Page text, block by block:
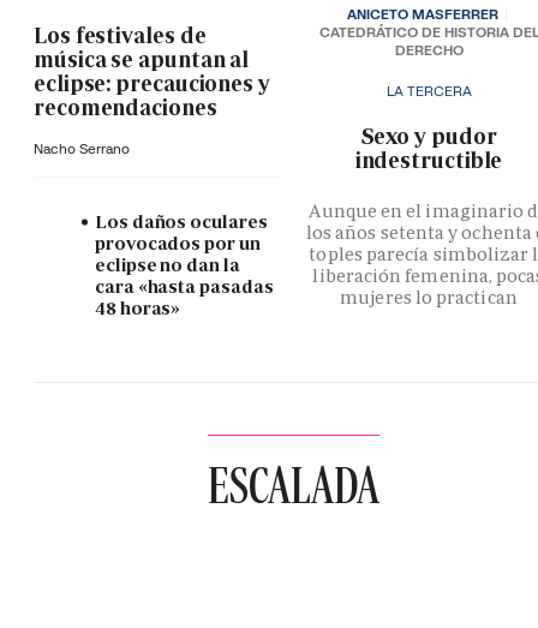
Los festivales de
música se apuntan al
eclipse: precauciones y
recomendaciones
Nacho Serrano
Los daños oculares
provocados por un
eclipse no dan la
cara «hasta pasadas
48 horas»
LA TERCERA
­Sexo y pudor
indestructible
Aunque en el imaginario
los años setenta y ochenta
toples parecía simbolizar
liberación femenina,
mujeres lo practican
ANICETO MASFERRER
CATEDRÁTICO DE HISTORIA DEL
DERECHO
ESCALADA